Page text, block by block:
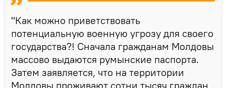
"Как можно приветствовать
потенциальную военную угрозу для своего
государства?! Сначала гражданам Молдовы
массово выдаются румынские паспорта.
Затем заявляется, что на территории
Молдовы проживают сотни тысяч граждан